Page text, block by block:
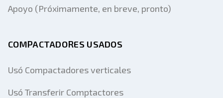
Apoyo (Próximamente, en breve, pronto)
COMPACTADORES USADOS
Usó Compactadores verticales
Usó Transferir Comptactores